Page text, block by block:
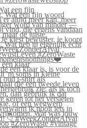
een fijn
klaar